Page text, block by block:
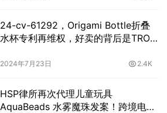
24-cv-61292，Origami Bottle折叠
水杯专利再维权，好卖的背后是TRO
2024年7月23日 2.4K
HSP律所再次代理儿童玩具
AquaBeads 水雾魔珠发案！跨境电商